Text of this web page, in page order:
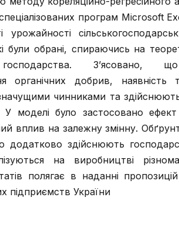
програм Microsoft
були обрані, спираючись на
З’ясовано, що
органічних добрив, наявність
чинниками та
моделі було застосовано ефект
вплив на залежну змінну.
здійснюють
на виробництві
полягає в наданні
підприємств України